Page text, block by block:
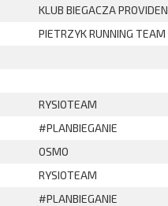
KLUB BIEGACZA
PIETRZYK RUNNING TEAM
RYSIOTEAM
#PLANBIEGANIE
OSMO
RYSIOTEAM
#PLANBIEGANIE